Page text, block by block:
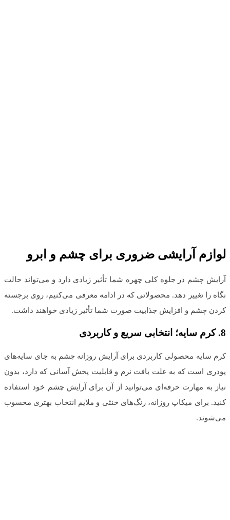
لوازم آرایشی ضروری برای چشم و ابرو
آرایش چشم در جلوه کلی چهره شما تأثیر زیادی دارد و می‌تواند حالت
نگاه را تغییر دهد. محصولاتی که در ادامه معرفی می‌کنیم، روی برجسته
کردن چشم و افزایش جذابیت صورت شما تأثیر زیادی خواهند داشت.
8. کرم سایه؛ انتخابی سریع و کاربردی
کرم سایه محصولی کاربردی برای آرایش روزانه چشم به جای سایه‌های
پودری است که به علت بافت نرم و قابلیت پخش آسانی که دارد، بدون
نیاز به مهارت حرفه‌ای می‌توانید از آن برای آرایش چشم خود استفاده
کنید. برای میکاپ روزانه، رنگ‌های خنثی و ملایم انتخاب بهتری محسوب
می‌شوند.